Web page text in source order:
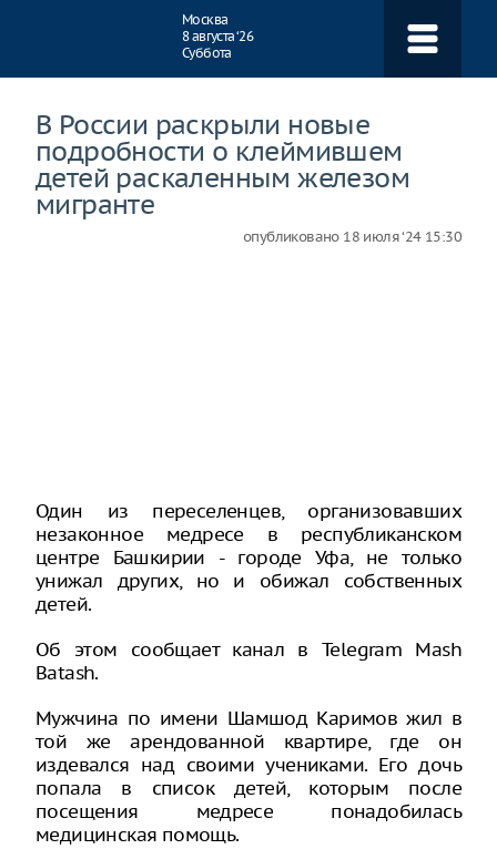
Москва
8 августа ‘26
Суббота
В России раскрыли новые
подробности о клеймившем
детей раскаленным железом
мигранте
опубликовано 18 июля ‘24 15:30
Один из переселенцев, организовавших
незаконное медресе в республиканском
центре Башкирии - городе Уфа, не только
унижал других, но и обижал собственных
детей.
Об этом сообщает канал в Telegram Mash
Batash.
Мужчина по имени Шамшод Каримов жил в
той же арендованной квартире, где он
издевался над своими учениками. Его дочь
попала в список детей, которым после
посещения медресе понадобилась
медицинская помощь.